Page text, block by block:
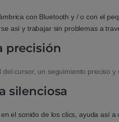
con Bluetooth y / o con el
así y trabajar sin problemas a
precisión
cursor, un seguimiento preciso
silenciosa
el sonido de los clics, ayuda así